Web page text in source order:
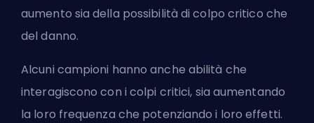
aumento sia della possibilità di colpo critico che
del danno.
Alcuni campioni hanno anche abilità che
interagiscono con i colpi critici, sia aumentando
la loro frequenza che potenziando i loro effetti.